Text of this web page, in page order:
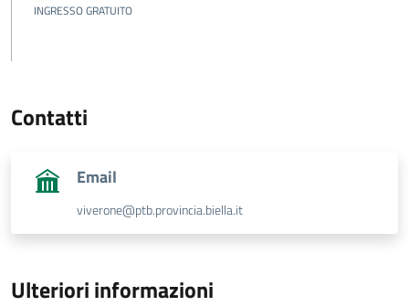
INGRESSO GRATUITO
Contatti
Email
viverone@ptb.provincia.biella.it
Ulteriori informazioni